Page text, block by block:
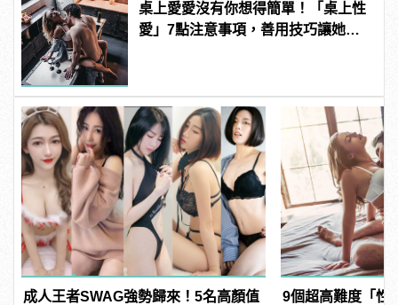
桌上愛愛沒有你想得簡單！「桌上性
愛」7點注意事項，善用技巧讓她爽
成人王者SWAG強勢歸來！5名高顏值
9個超高難度「性